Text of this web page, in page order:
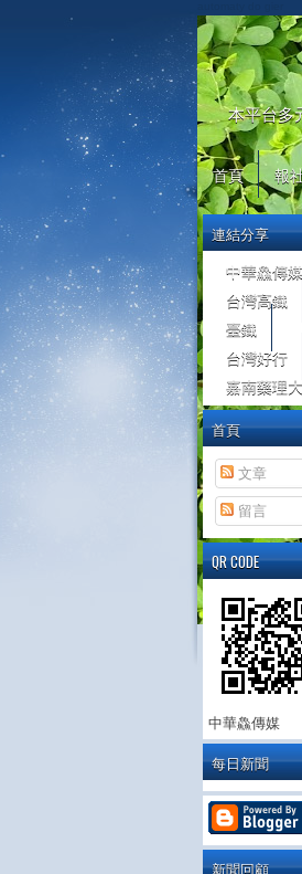
本平台多
首頁 報
連結分享
中華鱻傳
台灣高鐵
臺鐵
台灣好行
嘉南藥理
首頁
文章
留言
QR CODE
中華鱻傳媒
每日新聞
新聞回顧